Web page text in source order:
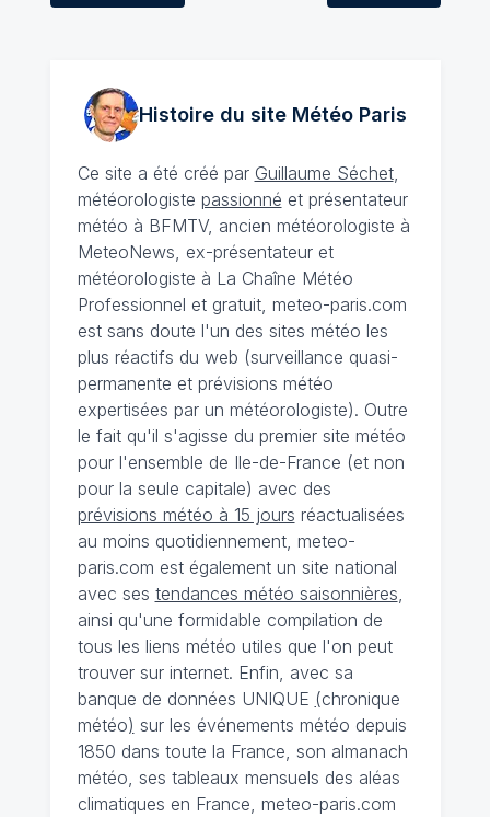
Histoire du site MétéoParis
Ce site a été créé par Guillaume Séchet,
météorologiste passionné et présentateur
météo à BFMTV, ancien météorologiste à
MeteoNews, ex-présentateur et
météorologiste à La Chaîne Météo
Professionnel et gratuit, meteo-paris.com
est sans doute l'un des sites météo les
plus réactifs du web (surveillance quasi-
permanente et prévisions météo
expertisées par un météorologiste). Outre
le fait qu'il s'agisse du premier site météo
pour l'ensemble de Ile-de-France (et non
pour la seule capitale) avec des
prévisions météo à 15 jours réactualisées
au moins quotidiennement, meteo-
paris.com est également un site national
avec ses tendances météo saisonnières,
ainsi qu'une formidable compilation de
tous les liens météo utiles que l'on peut
trouver sur internet. Enfin, avec sa
banque de données UNIQUE (chronique
météo) sur les événements météo depuis
1850 dans toute la France, son almanach
météo, ses tableaux mensuels des aléas
climatiques en France, meteo-paris.com